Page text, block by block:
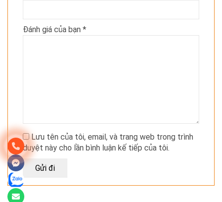
Đánh giá của bạn *
Lưu tên của tôi, email, và trang web trong trình
duyệt này cho lần bình luận kế tiếp của tôi.